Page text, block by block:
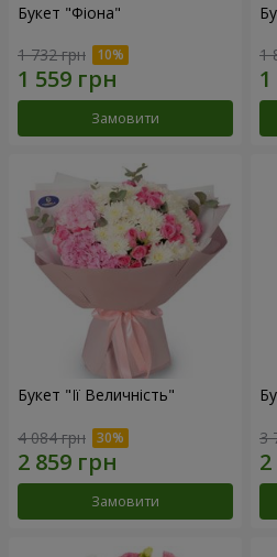
Букет "Фіона"
1 732 грн
Замовити
1
Букет "Її Величність"
4 084 грн
Замовити
3